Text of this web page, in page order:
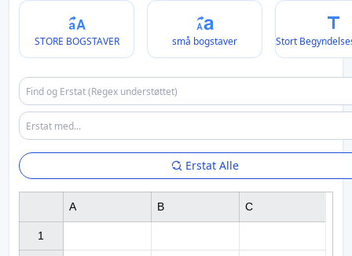
STORE BOGSTAVER små bogstaver Stort
Erstat Alle
1
A B C